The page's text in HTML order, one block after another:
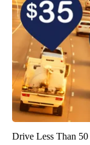
Drive Less Than